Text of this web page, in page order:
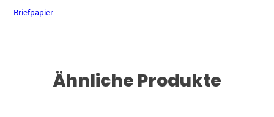
Briefpapier
Ähnliche Produkte